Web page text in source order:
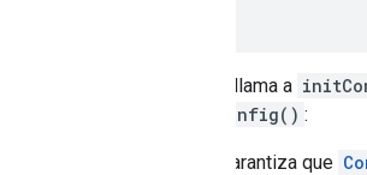
El SDK llama a
initConfig() :
Garantiza que